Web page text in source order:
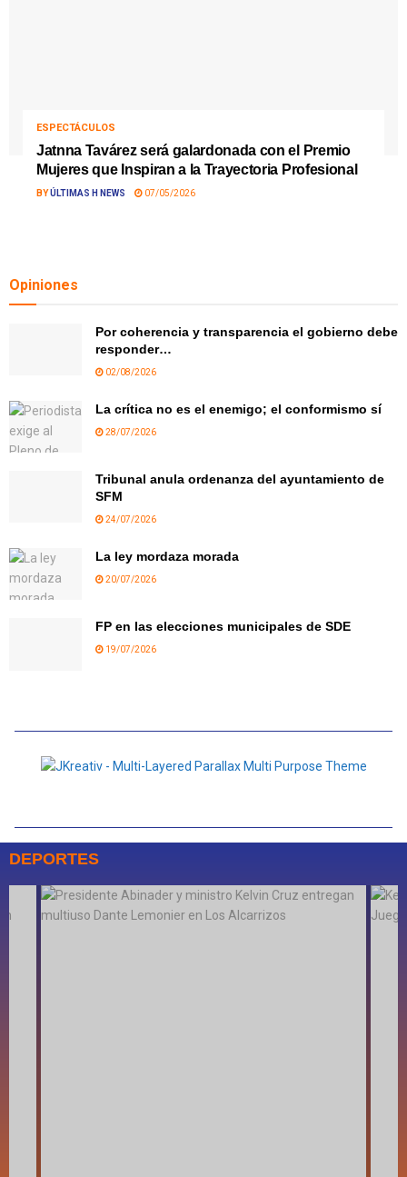
ESPECTÁCULOS
Jatnna Tavárez será galardonada con el Premio
Mujeres que Inspiran a la Trayectoria Profesional
BYÚLTIMAS H NEWS 07/05/2026
Opiniones
Por coherencia y transparencia el gobierno debe
responder…
02/08/2026
La crítica no es el enemigo; el conformismo sí
28/07/2026
Tribunal anula ordenanza del ayuntamiento de
SFM
24/07/2026
La ley mordaza morada
20/07/2026
FP en las elecciones municipales de SDE
19/07/2026
DEPORTES